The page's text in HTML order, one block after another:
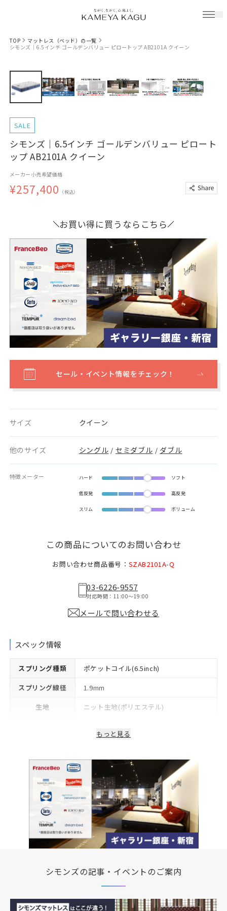
TOP
マットレス（ベッド）の一覧
シモンズ｜6.5インチ ゴールデンバリュー ピロートップ AB2101A クイーン
SALE
シモンズ｜6.5インチ ゴールデンバリュー ピロート
ップ AB2101A クイーン
メーカー小売希望価格
¥257,400 （税込）
お買い得に買うならこちら
セール・イベント情報をチェック！
サイズ クイーン
他のサイズ シングル / セミダブル / ダブル
特徴メーター ハード ソフト
低反発 高反発
スリム ボリューム
この商品についてのお問い合わせ
お問い合わせ商品番号： SZAB2101A-Q
03-6226-9557
対応時間：11:00〜19:00
メールで問い合わせる
スペック情報
スプリング種類
ポケットコイル(6.5inch)
スプリング線径
1.9mm
生地
ニット生地(ポリエステル)
保証期間
もっと見る
シモンズの記事・イベントのご案内